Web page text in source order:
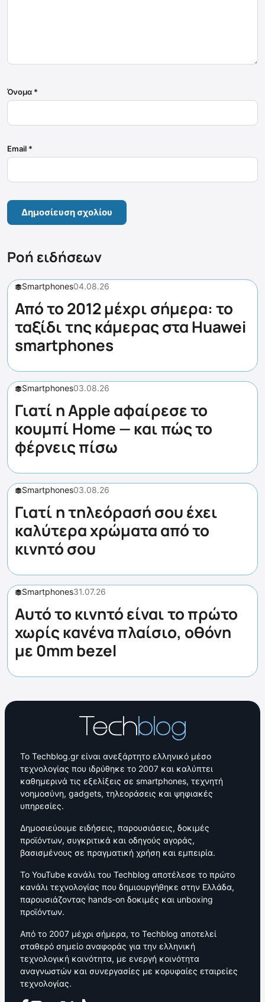
Όνομα *
Email *
Ροή ειδήσεων
Smartphones04.08.26
Από το 2012 μέχρι σήμερα: το
ταξίδι της κάμερας στα Huawei
smartphones
Smartphones03.08.26
Γιατί η Apple αφαίρεσε το
κουμπί Home — και πώς το
φέρνεις πίσω
Smartphones03.08.26
Γιατί η τηλεόρασή σου έχει
καλύτερα χρώματα από το
κινητό σου
Smartphones31.07.26
Αυτό το κινητό είναι το πρώτο
χωρίς κανένα πλαίσιο, οθόνη
με 0mm bezel
Το Techblog.gr είναι ανεξάρτητο ελληνικό μέσο
τεχνολογίας που ιδρύθηκε το 2007 και καλύπτει
καθημερινά τις εξελίξεις σε smartphones, τεχνητή
νοημοσύνη, gadgets, τηλεοράσεις και ψηφιακές
υπηρεσίες.
Δημοσιεύουμε ειδήσεις, παρουσιάσεις, δοκιμές
προϊόντων, συγκριτικά και οδηγούς αγοράς,
βασισμένους σε πραγματική χρήση και εμπειρία.
Το YouTube κανάλι του Techblog αποτέλεσε το πρώτο
κανάλι τεχνολογίας που δημιουργήθηκε στην Ελλάδα,
παρουσιάζοντας hands-on δοκιμές και unboxing
προϊόντων.
Από το 2007 μέχρι σήμερα, το Techblog αποτελεί
σταθερό σημείο αναφοράς για την ελληνική
τεχνολογική κοινότητα, με ενεργή κοινότητα
αναγνωστών και συνεργασίες με κορυφαίες εταιρείες
τεχνολογίας.